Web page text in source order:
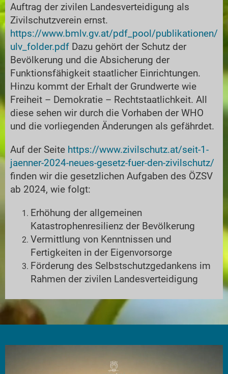
Auftrag der zivilen Landesverteidigung als
Zivilschutzverein ernst.
https://www.bmlv.gv.at/pdf_pool/publikationen/
ulv_folder.pdf Dazu gehört der Schutz der
Bevölkerung und die Absicherung der
Funktionsfähigkeit staatlicher Einrichtungen.
Hinzu kommt der Erhalt der Grundwerte wie
Freiheit – Demokratie – Rechtstaatlichkeit. All
diese sehen wir durch die Vorhaben der WHO
und die vorliegenden Änderungen als gefährdet.
Auf der Seite https://www.zivilschutz.at/seit-1-
jaenner-2024-neues-gesetz-fuer-den-zivilschutz/
finden wir die gesetzlichen Aufgaben des ÖZSV
ab 2024, wie folgt:
Erhöhung der allgemeinen
Katastrophenresilienz der Bevölkerung
Vermittlung von Kenntnissen und
Fertigkeiten in der Eigenvorsorge
Förderung des Selbstschutzgedankens im
Rahmen der zivilen Landesverteidigung